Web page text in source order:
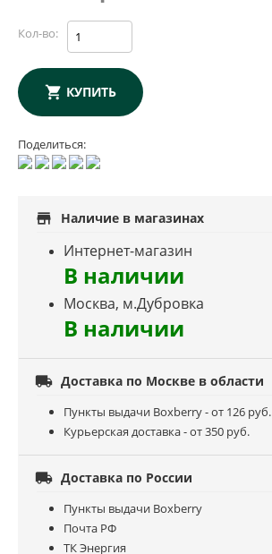
Кол-во:
КУПИТЬ
Поделиться:
store Наличие в магазинах
Интернет-магазин
В наличии
Москва, м.Дубровка
В наличии
 Доставка по Москве в области
Пункты выдачи Boxberry - от 126 руб.
Курьерская доставка - от 350 руб.
 Доставка по России
Пункты выдачи Boxberry
Почта РФ
ТК Энергия